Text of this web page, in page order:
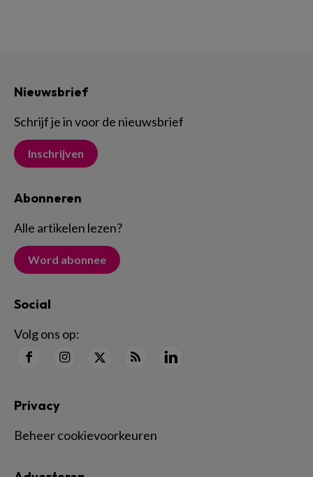
Nieuwsbrief
Schrijf je in voor de nieuwsbrief
Inschrijven
Abonneren
Alle artikelen lezen?
Word abonnee
Social
Volg ons op:
Privacy
Beheer cookievoorkeuren